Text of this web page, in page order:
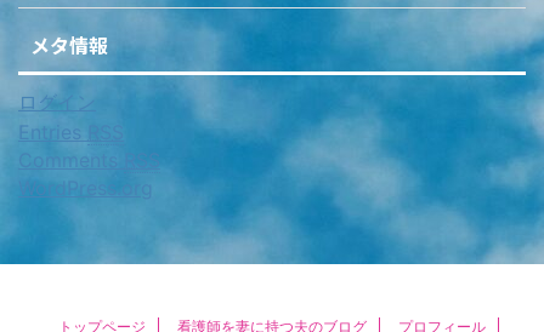
メタ情報
ログイン
Entries
Comments
RSS
WordPress.org
トップページ 看護師を妻に持つ夫のブログ プロフィール